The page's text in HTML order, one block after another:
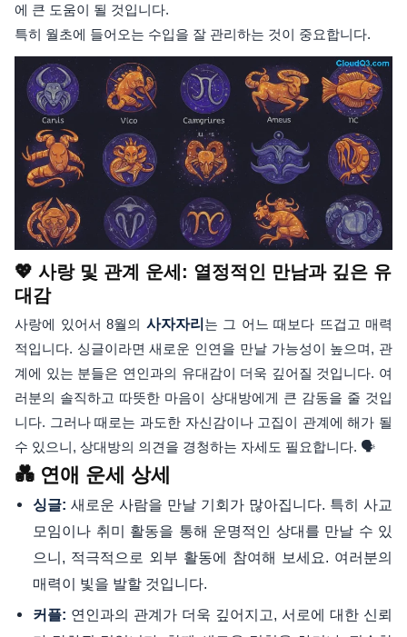
에 큰 도움이 될 것입니다.
특히 월초에 들어오는 수입을 잘 관리하는 것이 중요합니다.
💖 사랑 및 관계 운세: 열정적인 만남과 깊은 유
대감
사랑에 있어서 8월의 사자자리 는 그 어느 때보다 뜨겁고 매력
적입니다. 싱글이라면 새로운 인연을 만날 가능성이 높으며, 관
계에 있는 분들은 연인과의 유대감이 더욱 깊어질 것입니다. 여
러분의 솔직하고 따뜻한 마음이 상대방에게 큰 감동을 줄 것입
니다. 그러나 때로는 과도한 자신감이나 고집이 관계에 해가 될
수 있으니, 상대방의 의견을 경청하는 자세도 필요합니다. 🗣️
💑 연애 운세 상세
싱글: 새로운 사람을 만날 기회가 많아집니다. 특히 사교
모임이나 취미 활동을 통해 운명적인 상대를 만날 수 있
으니, 적극적으로 외부 활동에 참여해 보세요. 여러분의
매력이 빛을 발할 것입니다.
커플: 연인과의 관계가 더욱 깊어지고, 서로에 대한 신뢰